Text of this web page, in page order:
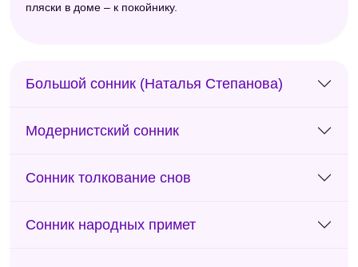
пляски в доме – к покойнику.
Большой сонник (Наталья Степанова)
Модернистский сонник
Сонник толкование снов
Сонник народных примет